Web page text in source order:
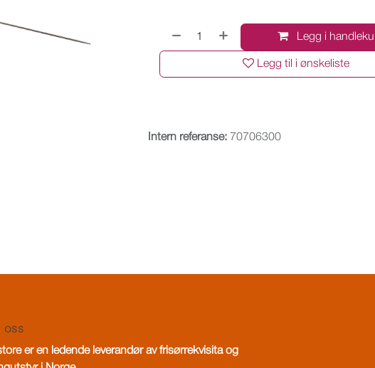
Legg i
Legg til i ønskeliste
Intern referanse: 70706300
oss
er en ledende leverandør av frisørrekvisita og